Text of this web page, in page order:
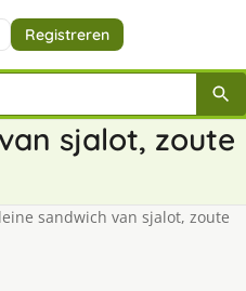
Registreren
sjalot, zoute
sandwich van sjalot, zoute